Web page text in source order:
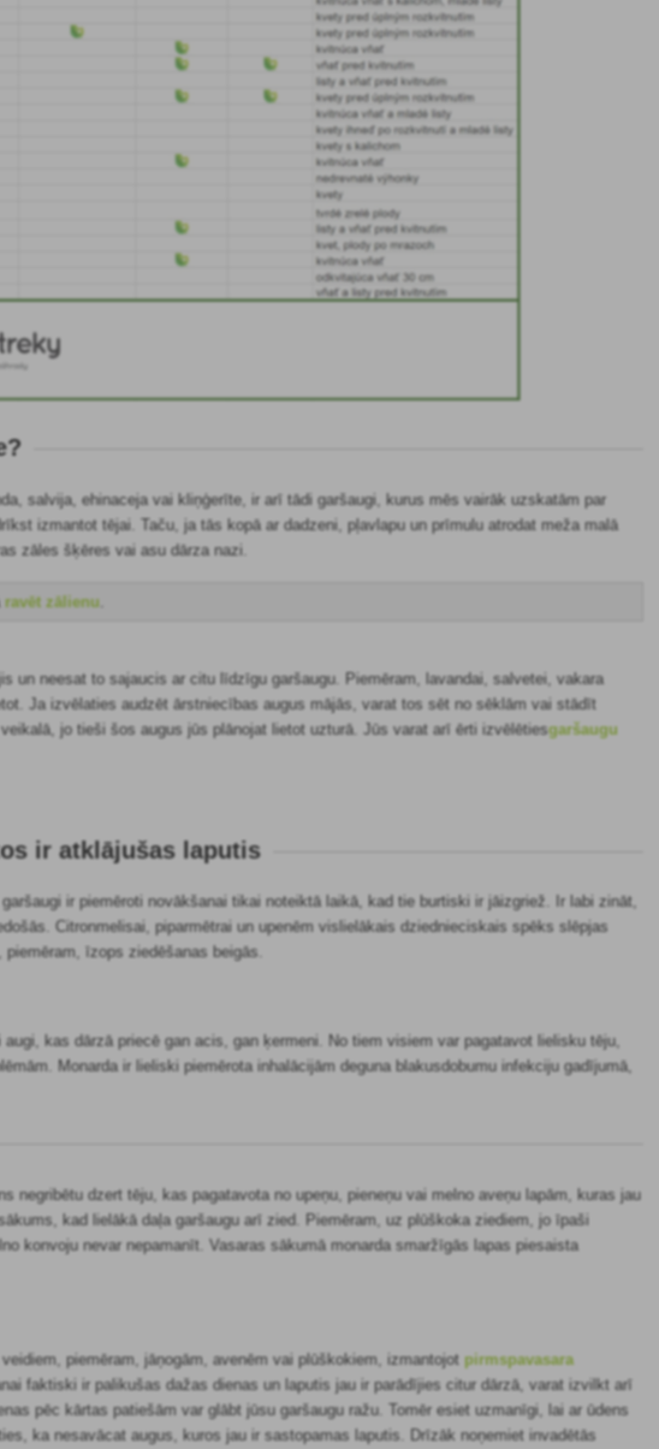
salvija, ehinaceja vai kliņģerīte, ir arī tādi garšaugi, kurus mēs vairāk uzskatām par
izmantot tējai. Taču, ja tās kopā ar dadzeni, pļavlapu un prīmulu atrodat meža malā
zāles šķēres vai asu dārza nazi.
ravēt zālienu
un neesat to sajaucis ar citu līdzīgu garšaugu. Piemēram, lavandai, salvetei, vakara
Ja izvēlaties audzēt ārstniecības augus mājās, varat tos sēt no sēklām vai stādīt
jo tieši šos augus jūs plānojat lietot uzturā.Jūs varat arī ērti izvēlētiesgaršaugu
ir atklājušas laputis
ir piemēroti novākšanai tikai noteiktā laikā, kad tie burtiski ir jāizgriež. Ir labi zināt,
Citronmelisai, piparmētrai un upenēm vislielākais dziednieciskais spēks slēpjas
īzops ziedēšanas beigās.
kas dārzā priecē gan acis, gan ķermeni. No tiem visiem var pagatavot lielisku tēju,
Monarda ir lieliski piemērota inhalācijām deguna blakusdobumu infekciju gadījumā,
dzert tēju, kas pagatavota no upeņu, pieneņu vai melno aveņu lapām, kuras jau
kad lielākā daļa garšaugu arī zied. Piemēram, uz plūškoka ziediem, jo īpaši
konvoju nevar nepamanīt. Vasaras sākumā monarda smaržīgās lapas piesaista
piemēram, jāņogām, avenēm vai plūškokiem, izmantojotpirmspavasara
faktiski ir palikušasdažas dienas un laputis jau ir parādījies citur dārzā, varat izvilkt arī
pēc kārtas patiešām var glābt jūsu garšaugu ražu. Tomēr esiet uzmanīgi, lai ar ūdens
ka nesavācat augus, kuros jau ir sastopamas laputis. Drīzāk noņemiet invadētās